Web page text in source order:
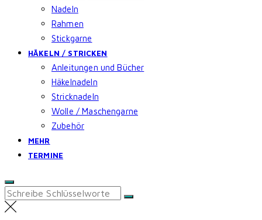
Nadeln
Rahmen
Stickgarne
HÄKELN / STRICKEN
Anleitungen und Bücher
Häkelnadeln
Stricknadeln
Wolle / Maschengarne
Zubehör
MEHR
TERMINE
Search
for: